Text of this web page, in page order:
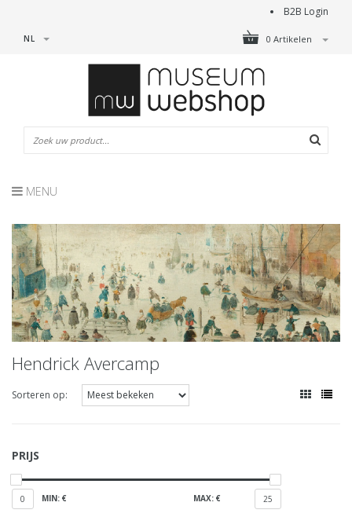
B2B Login
0 Artikelen
NL
MENU
Hendrick Avercamp
Sorteren op:
PRIJS
0 MIN: € MAX: € 25